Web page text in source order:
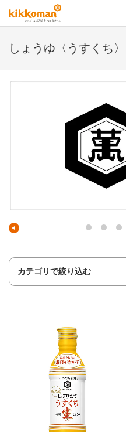
しょうゆ〈うすくち〉
カテゴリで絞り込む